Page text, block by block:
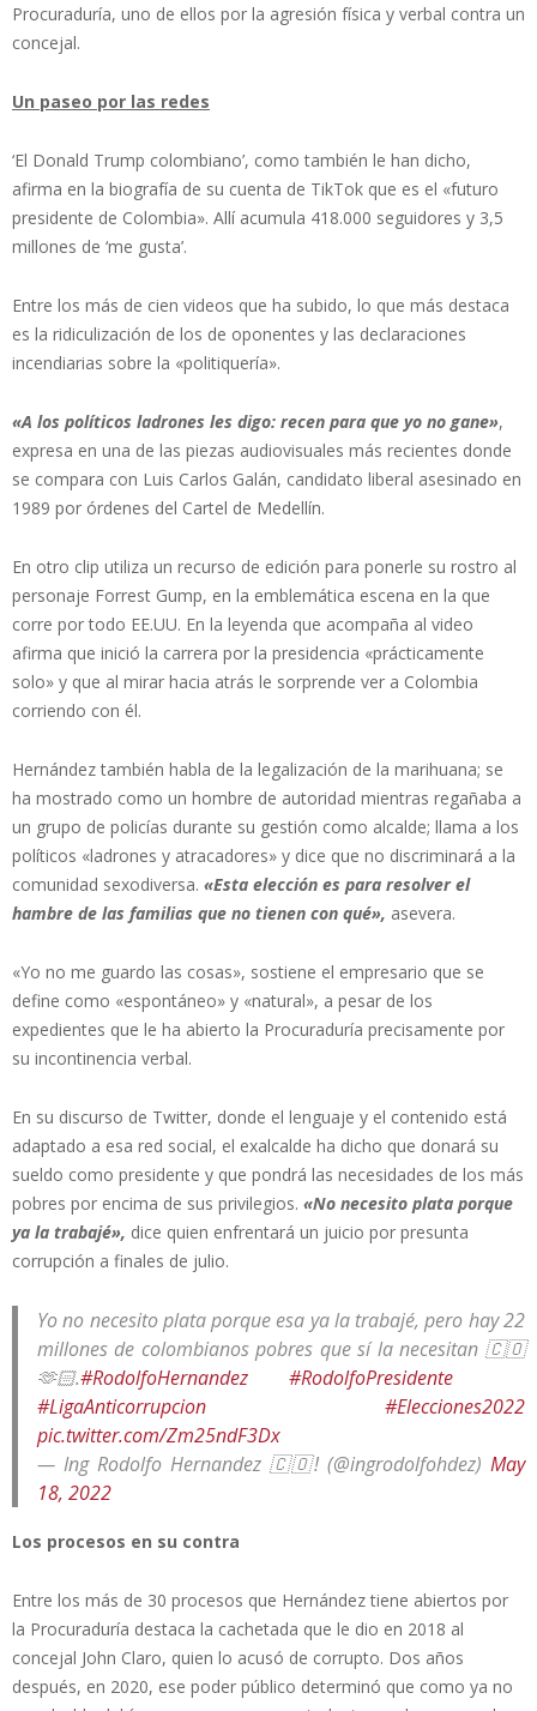
Procuraduría, uno de ellos por la agresión física y verbal contra un
concejal.
Un paseo por las redes
‘El Donald Trump colombiano’, como también le han dicho,
afirma en la biografía de su cuenta de TikTok que es el «futuro
presidente de Colombia». Allí acumula 418.000 seguidores y 3,5
millones de ‘me gusta’.
Entre los más de cien videos que ha subido, lo que más destaca
es la ridiculización de los de oponentes y las declaraciones
incendiarias sobre la «politiquería».
«A los políticos ladrones les digo: recen para que yo no gane»,
expresa en una de las piezas audiovisuales más recientes donde
se compara con Luis Carlos Galán, candidato liberal asesinado en
1989 por órdenes del Cartel de Medellín.
En otro clip utiliza un recurso de edición para ponerle su rostro al
personaje Forrest Gump, en la emblemática escena en la que
corre por todo EE.UU. En la leyenda que acompaña al video
afirma que inició la carrera por la presidencia «prácticamente
solo» y que al mirar hacia atrás le sorprende ver a Colombia
corriendo con él.
Hernández también habla de la legalización de la marihuana; se
ha mostrado como un hombre de autoridad mientras regañaba a
un grupo de policías durante su gestión como alcalde; llama a los
políticos «ladrones y atracadores» y dice que no discriminará a la
comunidad sexodiversa. «Esta elección es para resolver el
hambre de las familias que no tienen con qué», asevera.
«Yo no me guardo las cosas», sostiene el empresario que se
define como «espontáneo» y «natural», a pesar de los
expedientes que le ha abierto la Procuraduría precisamente por
su incontinencia verbal.
En su discurso de Twitter, donde el lenguaje y el contenido está
adaptado a esa red social, el exalcalde ha dicho que donará su
sueldo como presidente y que pondrá las necesidades de los más
pobres por encima de sus privilegios. «No necesito plata porque
ya la trabajé», dice quien enfrentará un juicio por presunta
corrupción a finales de julio.
Yo no necesito plata porque esa ya la trabajé, pero hay 22
millones de colombianos pobres que sí la necesitan 🇨🇴
🫶🏻.#RodolfoHernandez
#RodolfoPresidente
#LigaAnticorrupcion
#Elecciones2022
pic.twitter.com/Zm25ndF3Dx
— Ing Rodolfo Hernandez 🇨🇴! (@ingrodolfohdez) May
18, 2022
Los procesos en su contra
Entre los más de 30 procesos que Hernández tiene abiertos por
la Procuraduría destaca la cachetada que le dio en 2018 al
concejal John Claro, quien lo acusó de corrupto. Dos años
después, en 2020, ese poder público determinó que como ya no